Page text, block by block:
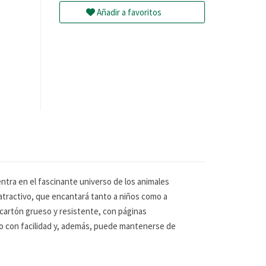
Añadir a favoritos
en el fascinante universo de los animales
que encantará tanto a niños como a
grueso y resistente, con páginas
facilidad y, además, puede mantenerse de